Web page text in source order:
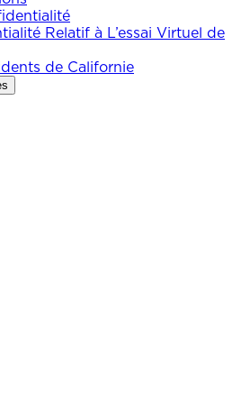
Relatif à L’essai Virtuel de
de Californie